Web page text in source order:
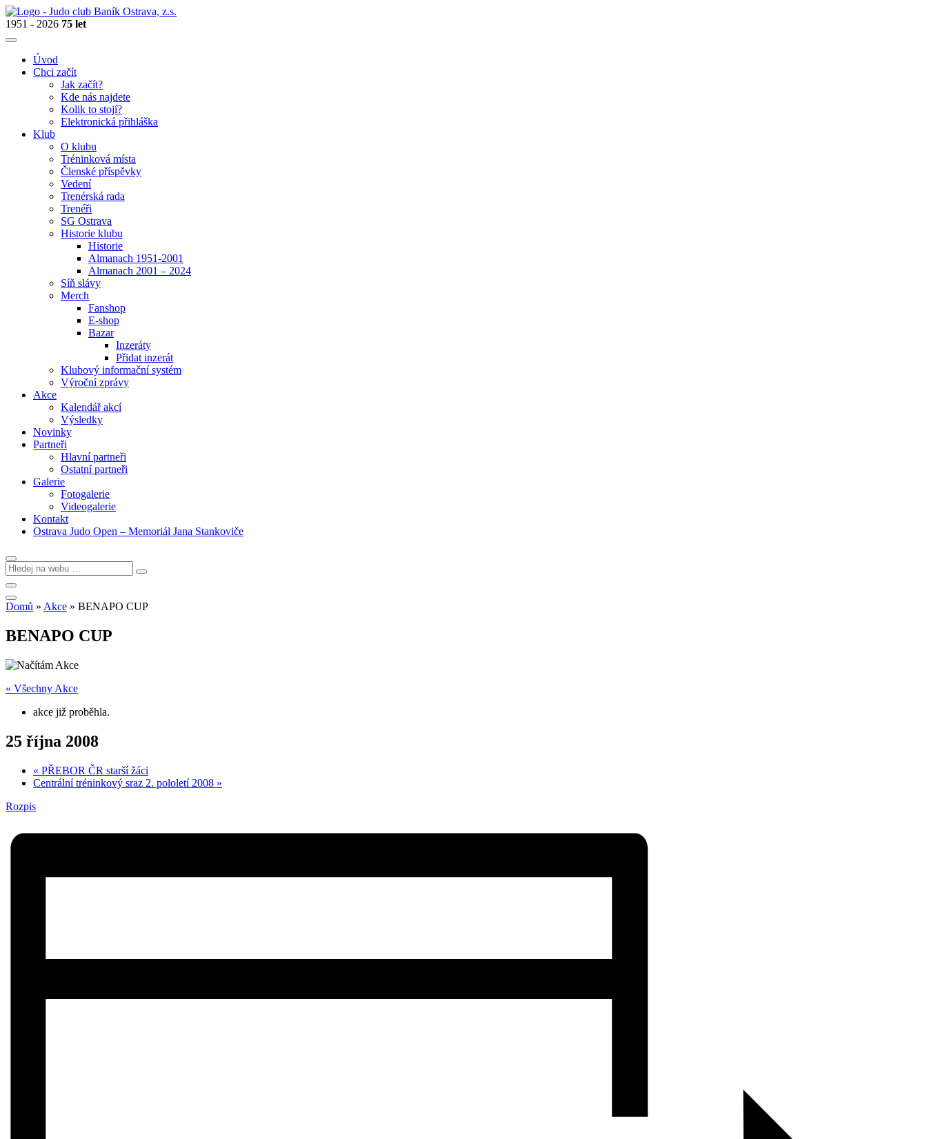
1951 - 2026 75 let
Úvod
Chci začít
Jak začít?
Kde nás najdete
Kolik to stojí?
Elektronická přihláška
Klub
O klubu
Tréninková místa
Členské příspěvky
Vedení
Trenérská rada
Trenéři
SG Ostrava
Historie klubu
Historie
Almanach 1951-2001
Almanach 2001 – 2024
Síň slávy
Merch
Fanshop
E-shop
Bazar
Inzeráty
Přidat inzerát
Klubový informační systém
Výroční zprávy
Akce
Kalendář akcí
Výsledky
Novinky
Partneři
Hlavní partneři
Ostatní partneři
Galerie
Fotogalerie
Videogalerie
Kontakt
Ostrava Judo Open – Memoriál Jana Stankoviče
Domů » Akce » BENAPO CUP
BENAPO CUP
« Všechny Akce
akce již proběhla.
25 října 2008
« PŘEBOR ČR starší žáci
Centrální tréninkový sraz 2. pololetí 2008 »
Rozpis